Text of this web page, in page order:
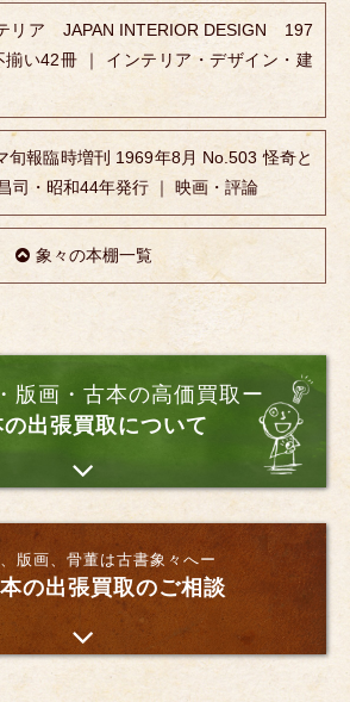
リア JAPAN INTERIOR DESIGN 197
い42冊 ｜ インテリア・デザイン・建
旬報臨時増刊 1969年8月 No.503 怪奇と
司・昭和44年発行 ｜ 映画・評論
象々の本棚一覧
版画・古本の高価買取ー
出張買取について
版画、骨董は古書象々へー
の出張買取のご相談